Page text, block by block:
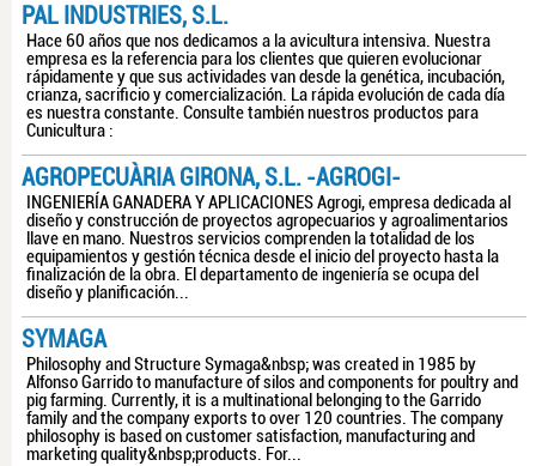
PAL INDUSTRIES, S.L.
Hace 60 años que nos dedicamos a la avicultura intensiva. Nuestra
empresa es la referencia para los clientes que quieren evolucionar
rápidamente y que sus actividades van desde la genética, incubación,
crianza, sacrificio y comercialización. La rápida evolución de cada día
es nuestra constante. Consulte también nuestros productos para
Cunicultura :
AGROPECUÀRIA GIRONA, S.L. -AGROGI-
INGENIERÍA GANADERA Y APLICACIONES Agrogi, empresa dedicada al
diseño y construcción de proyectos agropecuarios y agroalimentarios
llave en mano. Nuestros servicios comprenden la totalidad de los
equipamientos y gestión técnica desde el inicio del proyecto hasta la
finalización de la obra. El departamento de ingeniería se ocupa del
diseño y planificación...
SYMAGA
Philosophy and Structure Symaga&nbsp; was created in 1985 by
Alfonso Garrido to manufacture of silos and components for poultry and
pig farming. Currently, it is a multinational belonging to the Garrido
family and the company exports to over 120 countries. The company
philosophy is based on customer satisfaction, manufacturing and
marketing quality&nbsp;products. For...